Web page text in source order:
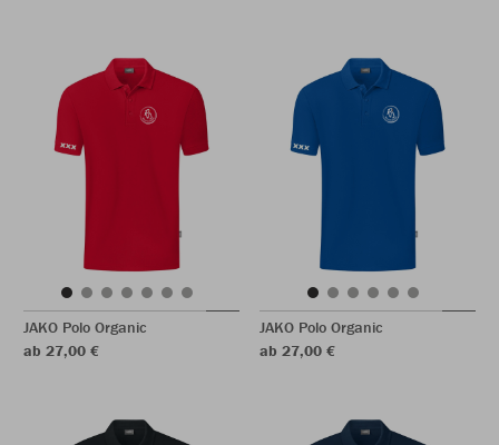
JAKO Polo Organic
ab 27,00 €
JAKO Polo Organic
ab 27,00 €